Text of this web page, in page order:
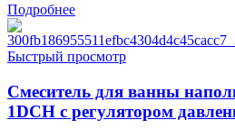
Подробнее
Быстрый просмотр
Смеситель для ванны
1DCH с регулятором